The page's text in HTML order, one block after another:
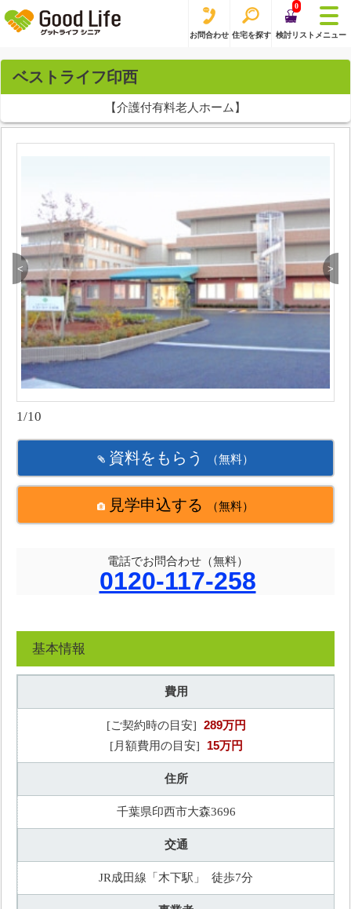
お問合わせ 住宅を探す
0
検討リスト メニュー
ベストライフ印西
【介護付有料老人ホーム】
< >
1/10
資料をもらう （無料）
見学申込する （無料）
電話でお問合わせ（無料）
0120-117-258
基本情報
費用
[ご契約時の目安] 289万円
[月額費用の目安] 15万円
住所
千葉県印西市大森3696
交通
JR成田線「木下駅」 徒歩7分